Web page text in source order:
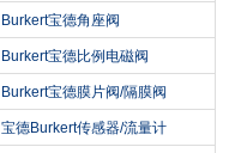
Burkert宝德角座阀
Burkert宝德比例电磁阀
Burkert宝德膜片阀/隔膜阀
宝德Burkert传感器/流量计